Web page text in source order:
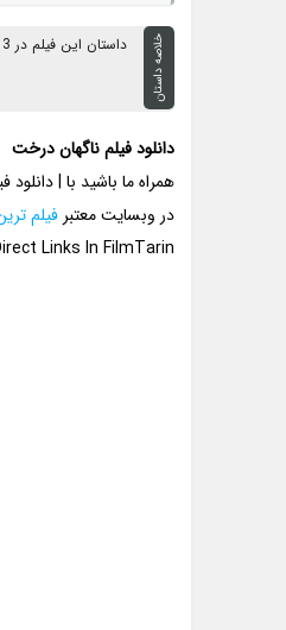
خلاصه داستان داستان این فیلم در 3 دوره تاریخی به تصویر کشیده شده است. فرهاد قصه زندگی اش را از دوران کودکی تا به امروز برای روانکاو خود تعریف میکند.....
دانلود فیلم ناگهان درخت
همراه ما باشید با |
در وبسایت معتبرفیلم
Links In FilmTarin